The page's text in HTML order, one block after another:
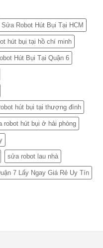
Sửa Robot Hút Bụi Tại HCM
hút bụi tại hồ chí minh
Hút Bụi Tại Quận 6
hút bụi tại thượng đình
robot hút bụi ở hải phòng
sửa robot lau nhà
7 Lấy Ngay Giá Rẻ Uy Tín